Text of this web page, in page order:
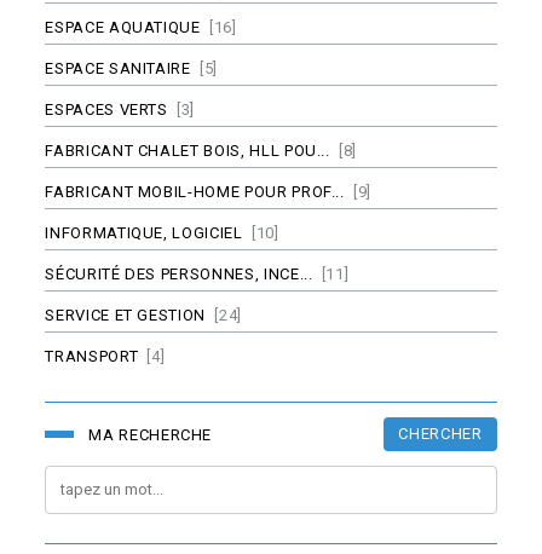
ESPACE AQUATIQUE [16]
ESPACE SANITAIRE [5]
ESPACES VERTS [3]
FABRICANT CHALET BOIS, HLL POU... [8]
FABRICANT MOBIL-HOME POUR PROF... [9]
INFORMATIQUE, LOGICIEL [10]
SÉCURITÉ DES PERSONNES, INCE... [11]
SERVICE ET GESTION [24]
TRANSPORT [4]
MA RECHERCHE CHERCHER